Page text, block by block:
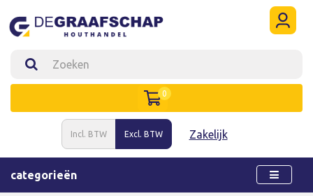
Incl. BTW Excl. BTW Zakelijk
0
categorieën